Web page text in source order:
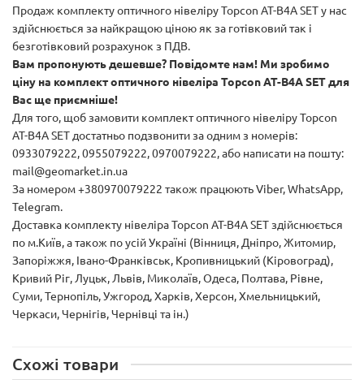
Продаж комплекту оптичного нівеліру Topcon AT-B4A SET у нас
здійснюється за найкращою ціною як за готівковий так і
безготівковий розрахунок з ПДВ.
Вам пропонують дешевше? Повідомте нам! Ми зробимо
ціну на комплект оптичного нівеліра Topcon AT-B4A SET для
Вас ще приємніше!
Для того, щоб замовити комплект оптичного нівеліру Topcon
AT-B4A SET достатньо подзвонити за одним з номерів:
0933079222, 0955079222, 0970079222, або написати на пошту:
mail@geomarket.in.ua
За номером +380970079222 також працюють Viber, WhatsApp,
Telegram.
Доставка комплекту нівеліра Topcon AT-B4A SET здійснюється
по м.Київ, а також по усій Україні (Вінниця, Дніпро, Житомир,
Запоріжжя, Івано-Франківськ, Кропивницький (Кіровоград),
Кривий Ріг, Луцьк, Львів, Миколаїв, Одеса, Полтава, Рівне,
Суми, Тернопіль, Ужгород, Харків, Херсон, Хмельницький,
Черкаси, Чернігів, Чернівці та ін.)
Схожі товари